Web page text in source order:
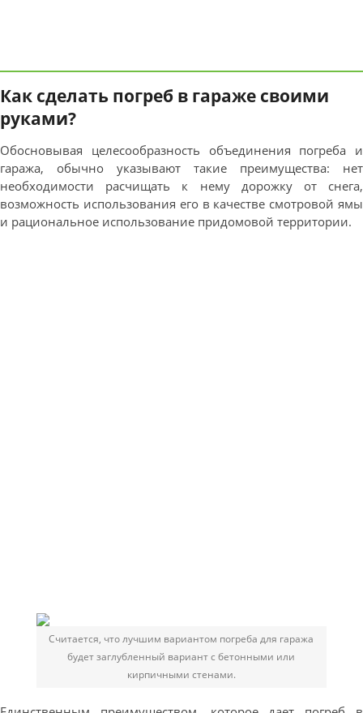
Как сделать погреб в гараже своими
руками?
Обосновывая целесообразность объединения погреба и
гаража, обычно указывают такие преимущества: нет
необходимости расчищать к нему дорожку от снега,
возможность использования его в качестве смотровой ямы
и рациональное использование придомовой территории.
Считается, что лучшим вариантом погреба для гаража
будет заглубленный вариант с бетонными или
кирпичными стенами.